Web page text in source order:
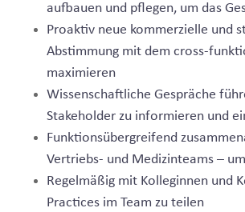
aufbauen und pflegen, um das
Proaktiv neue kommerzielle und
Abstimmung mit dem cross-
maximieren
Wissenschaftliche Gespräche
Stakeholder zu informieren und
Funktionsübergreifend
Vertriebs- und Medizinteams –
Regelmäßig mit Kolleginnen und
Practices im Team zu teilen